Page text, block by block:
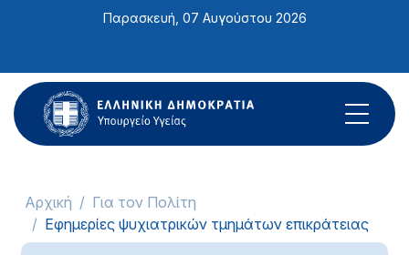
ιστότοπος
περιλαμβάνει
ένα
σύστημα
Παρασκευή, 07 Αυγούστου 2026
Αρχική
Για τον Πολίτη
Εφημερίες ψυχιατρικών τμημάτων επικράτειας